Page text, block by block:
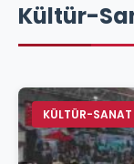
Kültür-
KÜLTÜR-SANAT